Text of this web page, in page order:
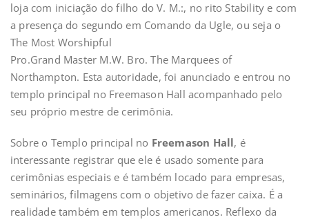
loja com iniciação do filho do V. M.:, no rito Stability e com
a presença do segundo em Comando da Ugle, ou seja o
The Most Worshipful
Pro.Grand Master M.W. Bro. The Marquees of
Northampton. Esta autoridade, foi anunciado e entrou no
templo principal no Freemason Hall acompanhado pelo
seu próprio mestre de cerimônia.
Sobre o Templo principal no Freemason Hall, é
interessante registrar que ele é usado somente para
cerimônias especiais e é também locado para empresas,
seminários, filmagens com o objetivo de fazer caixa. É a
realidade também em templos americanos. Reflexo da